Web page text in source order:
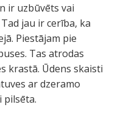
ir uzbūvēts vai
jau ir cerība, ka
Piestājam pie
Tas atrodas
krastā. Ūdens skaisti
ar dzeramo
pilsēta.